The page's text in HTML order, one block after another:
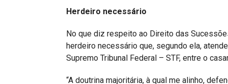
Herdeiro necessário
No que diz respeito ao Direito das
herdeiro necessário que, segundo ela,
Supremo Tribunal Federal – STF, entre o
“A doutrina majoritária, à qual me alinho,